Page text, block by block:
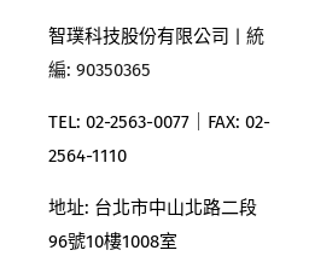
智璞科技股份有限公司 | 統
編: 90350365
TEL: 02-2563-0077｜ FAX: 02-
2564-1110
地址: 台北市中山北路二段
96號10樓1008室